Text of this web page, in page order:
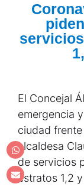
El Concejal
emergencia
ciudad
alcaldesa
de servicios
estratos 1,2